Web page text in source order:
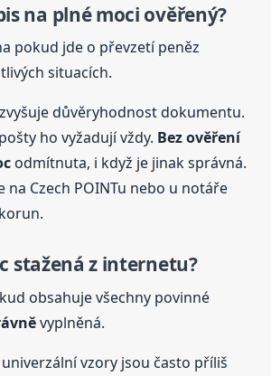
na plnémoci ověřený?
pokud jde o převzetí peněz
situacích.
zvyšuje důvěryhodnost dokumentu.
ho vyžadují vždy. Bez ověření
odmítnuta, i když je jinak správná.
na Czech POINTu nebo u notáře
stažená z internetu?
obsahuje všechny povinné
vyplněná.
univerzální vzory jsou často příliš